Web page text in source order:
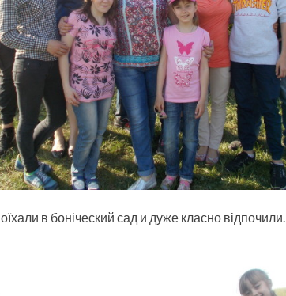
в боніческий сад и дуже класно відпочили.